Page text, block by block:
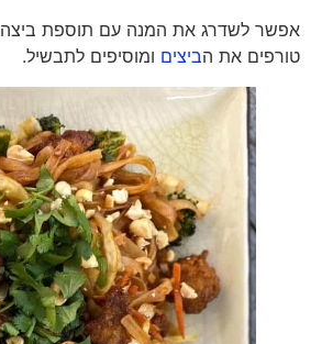
אפשר לשדרג את המנה עם תוספת ביצה
טורפים את הביציםומוסיפים לתבשיל.